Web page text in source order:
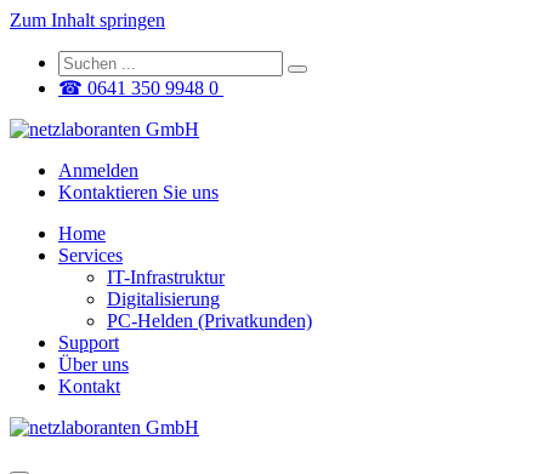
Zum Inhalt springen
☎ 0641 350 9948 0
Anmelden
Kontaktieren Sie uns
Home
Services
IT-Infrastruktur
Digitalisierung
PC-Helden (Privatkunden)
Support
Über uns
Kontakt